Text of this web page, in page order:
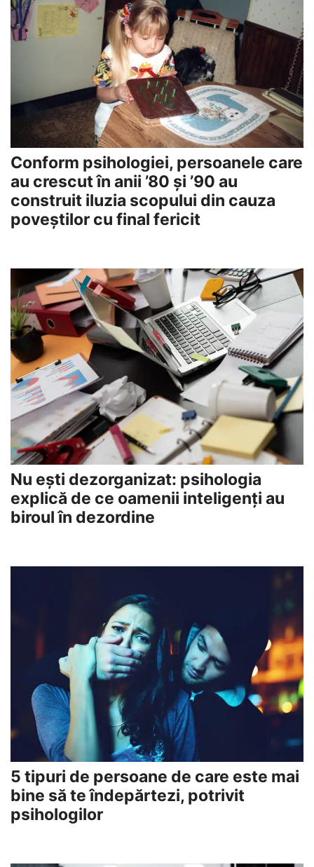
Conform psihologiei, persoanele care
au crescut în anii ’80 și ’90 au
construit iluzia scopului din cauza
poveștilor cu final fericit
Nu ești dezorganizat: psihologia
explică de ce oamenii inteligenți au
biroul în dezordine
5 tipuri de persoane de care este mai
bine să te îndepărtezi, potrivit
psihologilor